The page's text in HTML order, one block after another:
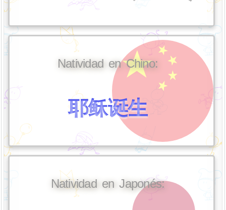
Natividad en Chino:
耶稣诞生
Natividad en Japonés: